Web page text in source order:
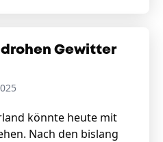
Gewitter
könnte heute mit
Nach den bislang